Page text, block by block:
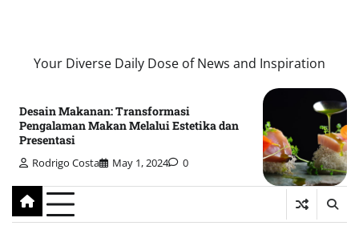
Your Diverse Daily Dose of News and Inspiration
Desain Makanan: Transformasi
Pengalaman Makan Melalui Estetika dan
Presentasi
Rodrigo Costa May 1, 2024 0